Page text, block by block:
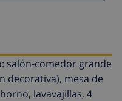
salón-comedor grande
decorativa), mesa de
lavavajillas, 4